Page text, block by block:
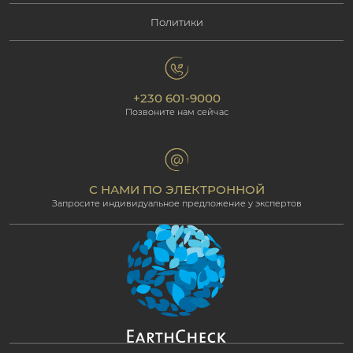
Маврикий
Наши отели
Партнёрская программа
Экологическая ответственность
The Art of Beautiful
Свяжитесь с нами
Фотогалерея
Beachcomber Magazine
Для профессионалов
Политики
политика конфиденциальности
Политика cookie
Условия и положения
+230 601-9000
Позвоните нам сейчас
С НАМИ ПО ЭЛЕКТРОННОЙ
Запросите индивидуальное предложение у экспертов